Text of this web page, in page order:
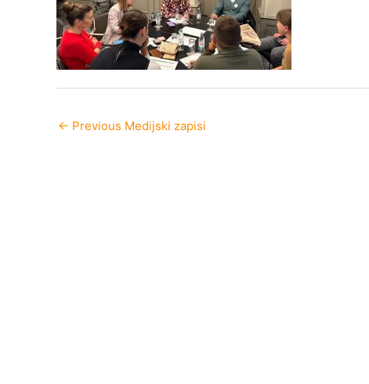
← Previous Medijski zapisi